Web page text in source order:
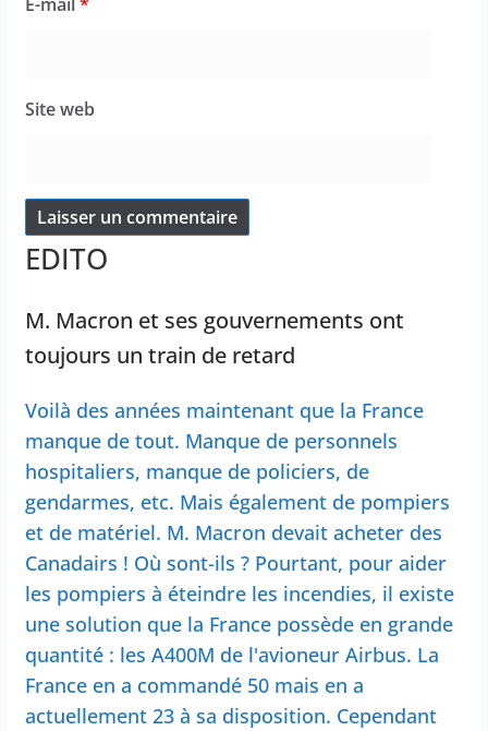
E-mail*
Site web
EDITO
M. Macron et ses gouvernements ont
toujours un train de retard
Voilà des années maintenant que la France
manque de tout. Manque de personnels
hospitaliers, manque de policiers, de
gendarmes, etc. Mais également de pompiers
et de matériel. M. Macron devait acheter des
Canadairs ! Où sont-ils ? Pourtant, pour aider
les pompiers à éteindre les incendies, il existe
une solution que la France possède en grande
quantité : les A400M de l'avioneur Airbus. La
France en a commandé 50 mais en a
actuellement 23 à sa disposition. Cependant